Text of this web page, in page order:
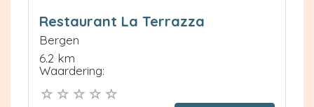
Restaurant La Terrazza
Bergen
6.2 km
Waardering: